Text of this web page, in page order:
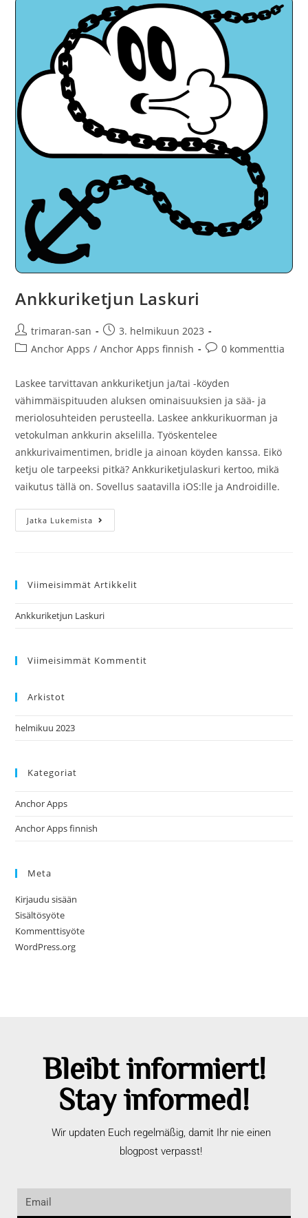
Ankkuriketjun Laskuri
trimaran-san
3. helmikuun 2023
Anchor Apps / Anchor Apps finnish 0 kommenttia
Laskee tarvittavan ankkuriketjun ja/tai -köyden
vähimmäispituuden aluksen ominaisuuksien ja sää- ja
meriolosuhteiden perusteella. Laskee ankkurikuorman ja
vetokulman ankkurin akselilla. Työskentelee
ankkurivaimentimen, bridle ja ainoan köyden kanssa. Eikö
ketju ole tarpeeksi pitkä? Ankkuriketjulaskuri kertoo, mikä
vaikutus tällä on. Sovellus saatavilla iOS:lle ja Androidille.
Jatka Lukemista
Viimeisimmät Artikkelit
Ankkuriketjun Laskuri
Viimeisimmät Kommentit
Arkistot
helmikuu 2023
Kategoriat
Anchor Apps
Anchor Apps finnish
Meta
Kirjaudu sisään
Sisältösyöte
Kommenttisyöte
WordPress.org
Bleibt informiert!
Stay informed!
Wir updaten Euch regelmäßig, damit Ihr nie einen
blogpost verpasst!